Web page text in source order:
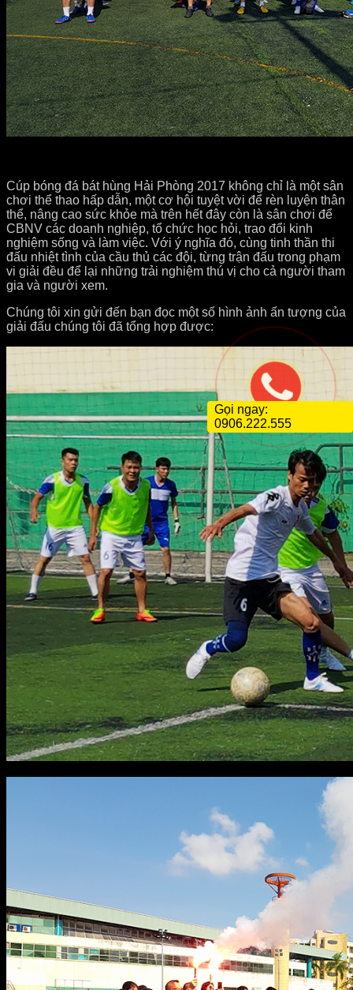
Cúp bóng đá bát hùng Hải Phòng 2017 không chỉ là một sân
chơi thể thao hấp dẫn, một cơ hội tuyệt vời để rèn luyện thân
thể, nâng cao sức khỏe mà trên hết đây còn là sân chơi để
CBNV các doanh nghiệp, tổ chức học hỏi, trao đổi kinh
nghiệm sống và làm việc. Với ý nghĩa đó, cùng tinh thần thi
đấu nhiệt tình của cầu thủ các đội, từng trận đấu trong phạm
vi giải đều để lại những trải nghiệm thú vị cho cả người tham
gia và người xem.
Chúng tôi xin gửi đến bạn đọc một số hình ảnh ấn tượng của
giải đấu chúng tôi đã tổng hợp được:
Gọi ngay:
0906.222.555